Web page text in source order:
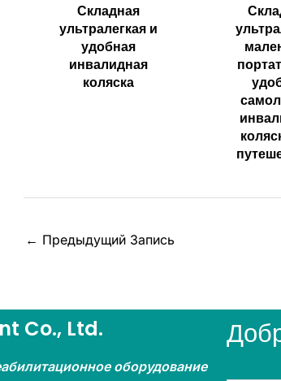
Складная
ультралегкая и
удобная
инвалидная
коляска
← Предыдущий Запись
Co., Ltd.
оборудование